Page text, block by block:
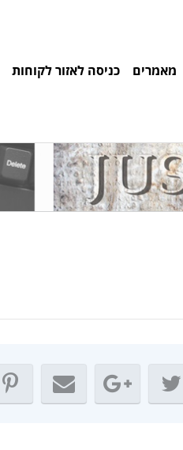
מאמרים כניסה לאזור לקוחות